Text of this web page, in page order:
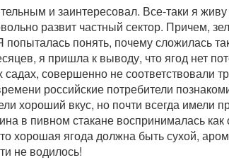
и заинтересовал. Все-таки я
развит частный сектор. Причем,
понять, почему сложилась
я пришла к выводу, что ягод нет
садах, совершенно не соответствовали
российские потребители
хороший вкус, но почти всегда имели
в пивном стакане воспринималась
хорошая ягода должна быть сухой,
не водилось!